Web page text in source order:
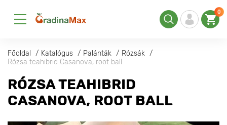
0
Főoldal Katalógus Palánták
Rózsák
Rózsa teahibrid Casanova, root ball
RÓZSA TEAHIBRID
CASANOVA, ROOT BALL